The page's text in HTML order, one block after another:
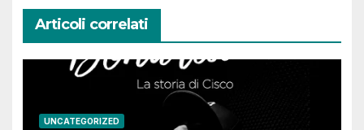
Articoli correlati
UNCATEGORIZED